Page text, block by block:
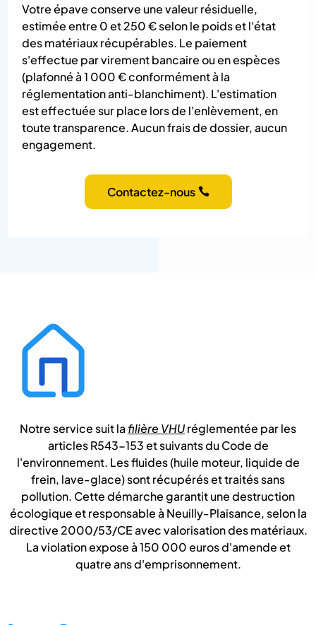
Votre épave conserve une valeur résiduelle,
estimée entre 0 et 250 € selon le poids et l'état
des matériaux récupérables. Le paiement
s'effectue par virement bancaire ou en espèces
(plafonné à 1 000 € conformément à la
réglementation anti-blanchiment). L'estimation
est effectuée sur place lors de l'enlèvement, en
toute transparence. Aucun frais de dossier, aucun
engagement.
Contactez-nous
Notre service suit lafilière VHUréglementée par les
articles R543-153 et suivants du Code de
l'environnement. Les fluides (huile moteur, liquide de
frein, lave-glace) sont récupérés et traités sans
pollution. Cette démarche garantit une destruction
écologique et responsable à Neuilly-Plaisance, selon la
directive 2000/53/CE avec valorisation des matériaux.
La violation expose à 150 000 euros d'amende et
quatre ans d'emprisonnement.